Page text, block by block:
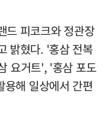
드 피코크와 정관장
밝혔다. '홍삼 전복
요거트', '홍삼 포도
해 일상에서 간편